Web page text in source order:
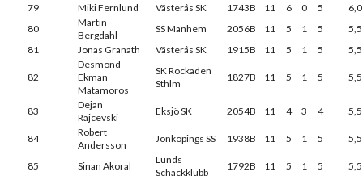
79
Miki Fernlund Västerås SK 1743B 11 6 0 5
6,0
80
Martin
Bergdahl
SS Manhem 2056B 11 5 1 5
5,5
81
Jonas Granath Västerås SK 1915B 11 5 1 5 5,5
82
Desmond
Ekman
Matamoros
SK Rockaden
Sthlm
1827B 11 5 1 5 5,5
83
Dejan
Rajcevski
Eksjö SK 2054B 11 4 3 4 5,5
84
Robert
Andersson
Jönköpings SS 1938B 11 5 1 5 5,5
85 Sinan Akoral
Lunds
Schackklubb
1792B 11 5 1 5 5,5